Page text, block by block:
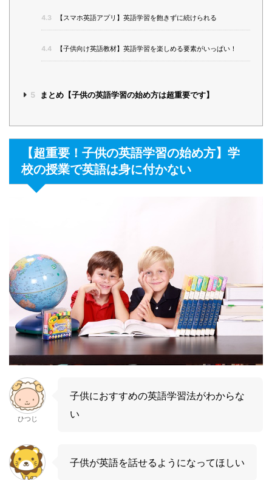
4.3 【スマホ英語アプリ】英語学習を飽きずに続けられる
4.4 【子供向け英語教材】英語学習を楽しめる要素がいっぱい！
5 まとめ【子供の英語学習の始め方は超重要です】
【超重要！子供の英語学習の始め方】学
校の授業で英語は身に付かない
ひつじ
子供におすすめの英語学習法がわからな
い
子供が英語を話せるようになってほしい